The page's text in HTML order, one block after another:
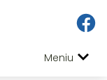
Meniu